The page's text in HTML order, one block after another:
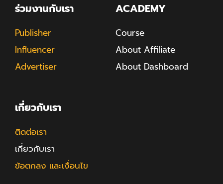
ร่วมงานกับเรา
Publisher
Influencer
Advertiser
ACADEMY
Course
About Affiliate
About Dashboard
เกี่ยวกับเรา
ติดต่อเรา
เกี่ยวกับเรา
ข้อตกลง และเงื่อนไข